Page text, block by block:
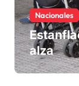
Nacionales
alza